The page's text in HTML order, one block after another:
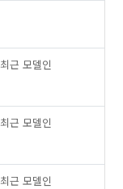
근 모델인
근 모델인
근 모델인